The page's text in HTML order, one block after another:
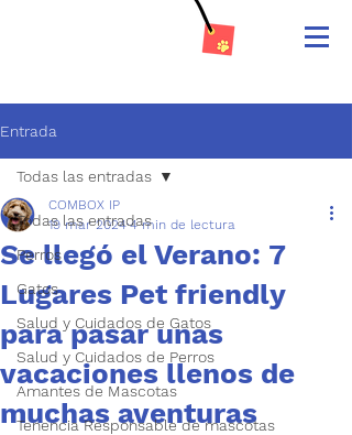
Entrada
Todas las entradas
Perros
Gatos
Salud y Cuidados de Gatos
Salud y Cuidados de Perros
Amantes de Mascotas
Tenencia Responsable de mascotas
Todas las entradas
Se llegó el Verano: 7
Lugares Pet friendly
para pasar unas
vacaciones llenos de
muchas aventuras
COMBOX IP
19 mar 2024 4 min de lectura